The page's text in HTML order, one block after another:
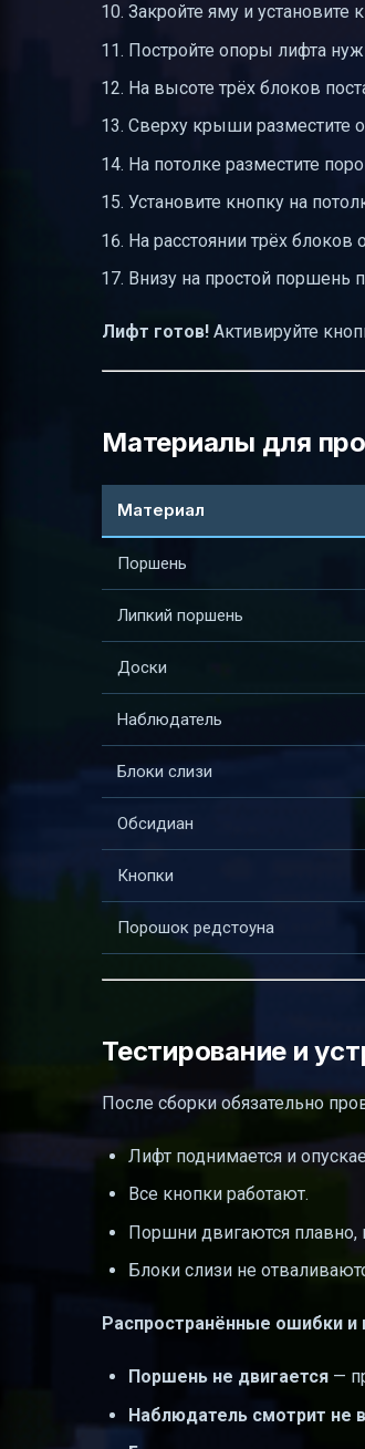
Закройте яму и установите
Постройте опоры лифта
На высоте трёх блоков
Сверху крыши разместите
На потолке разместите
Установите кнопку на
На расстоянии трёх блоков
Внизу на простой поршень
Лифт готов! Активируйте
Материалы для
Материал
Поршень
Липкий поршень
Доски
Наблюдатель
Блоки слизи
Обсидиан
Кнопки
Порошок редстоуна
Тестирование и
После сборки обязательно
Лифт поднимается и
Все кнопки работают.
Поршни двигаются плавно,
Блоки слизи не
Распространённые ошибки и
Поршень не двигается —
Наблюдатель смотрит не